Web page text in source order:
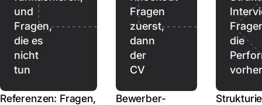
und
Fragen,
die es
nicht
tun
Referenzen: Fragen,
Fragen
zuerst,
dann
der
CV
Bewerber-
die